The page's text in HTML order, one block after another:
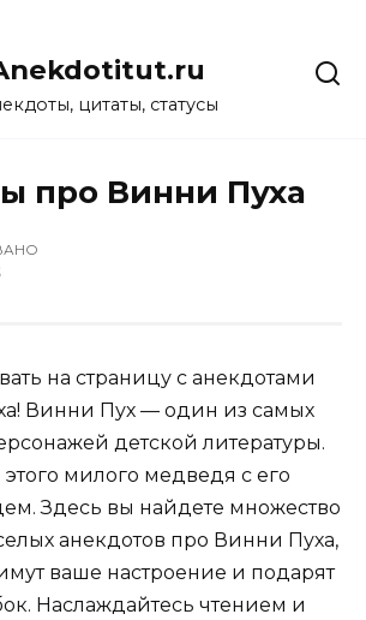
цитаты, статусы
про Винни Пуха
на страницу с анекдотами
Винни Пух — один из самых
детской литературы.
милого медведя с его
Здесь вы найдете множество
анекдотов про Винни Пуха,
ваше настроение и подарят
Наслаждайтесь чтением и